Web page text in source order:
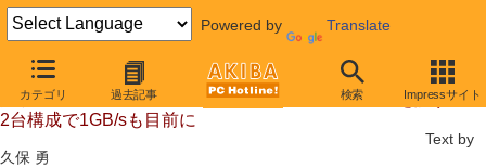
Powered by Translate
カテゴリ 過去記事 検索 Impressサイト
【 2011年2月26日号 】
実測400MB/sオーバー、高速SSD Plextor「M2S」を試す
2台構成で1GB/sも目前に
Text by
久保 勇